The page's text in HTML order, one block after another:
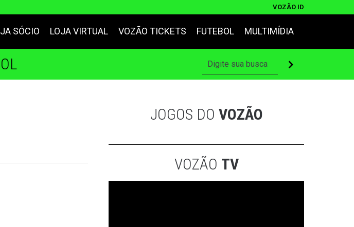
VOZÃO ID
SÓCIO LOJA VIRTUAL VOZÃO TICKETS FUTEBOL MULTIMÍDIA
JOGOS DO VOZÃO
VOZÃO TV